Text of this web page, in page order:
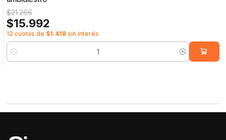
$21.266
$15.992
12 cuotas de $1.418 sin interés
Cantidad